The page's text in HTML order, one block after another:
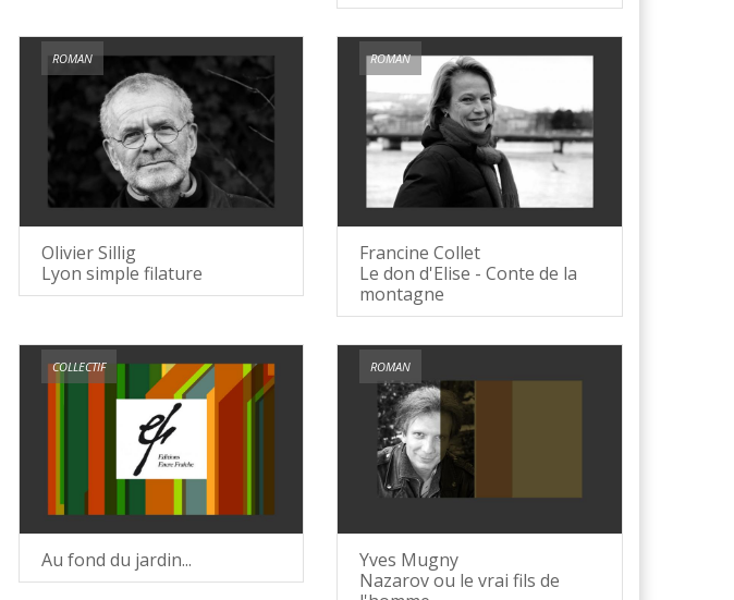
ROMAN
Olivier Sillig
Lyon simple filature
ROMAN
Francine Collet
Le don d'Elise - Conte de la
montagne
COLLECTIF
Au fond du jardin...
ROMAN
Yves Mugny
Nazarov ou le vrai fils de